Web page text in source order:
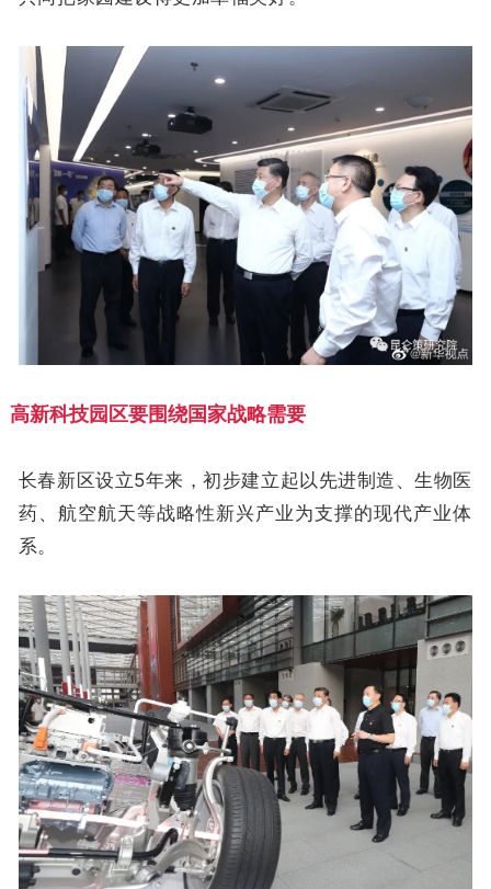
高新科技园区要围绕国家战略需要
长春新区设立5年来，初步建立起以先进制造、生物医
药、航空航天等战略性新兴产业为支撑的现代产业体
系。